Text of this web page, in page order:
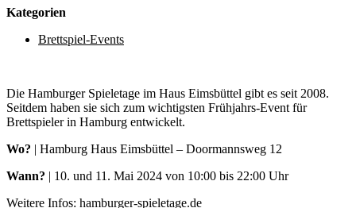
Kategorien
Brettspiel-Events
Die Hamburger Spieletage im Haus Eimsbüttel gibt es seit 2008.
Seitdem haben sie sich zum wichtigsten Frühjahrs-Event für
Brettspieler in Hamburg entwickelt.
Wo? | Hamburg Haus Eimsbüttel – Doormannsweg 12
Wann? | 10. und 11. Mai 2024 von 10:00 bis 22:00 Uhr
Weitere Infos: hamburger-spieletage.de